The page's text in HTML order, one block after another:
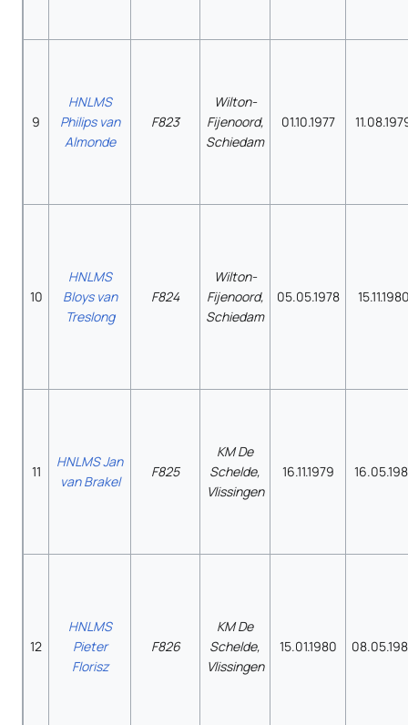
9
HNLMS
Philips van
Almonde
F823
Wilton-
Fijenoord,
Schiedam
01.10.1977
10
HNLMS
Bloys van
Treslong
F824
Wilton-
Fijenoord,
Schiedam
05.05.1978
11
HNLMS Jan
van Brakel
F825
KM De
Schelde,
Vlissingen
16.11.1979
12
HNLMS
Pieter
Florisz
F826
KM De
Schelde,
Vlissingen
15.01.1980